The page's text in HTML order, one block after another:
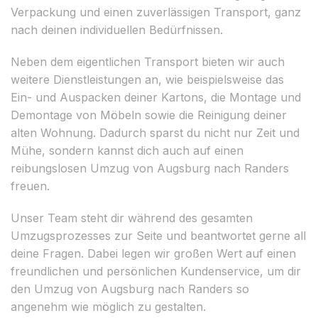
Verpackung und einen zuverlässigen Transport, ganz
nach deinen individuellen Bedürfnissen.
Neben dem eigentlichen Transport bieten wir auch
weitere Dienstleistungen an, wie beispielsweise das
Ein- und Auspacken deiner Kartons, die Montage und
Demontage von Möbeln sowie die Reinigung deiner
alten Wohnung. Dadurch sparst du nicht nur Zeit und
Mühe, sondern kannst dich auch auf einen
reibungslosen Umzug von Augsburg nach Randers
freuen.
Unser Team steht dir während des gesamten
Umzugsprozesses zur Seite und beantwortet gerne all
deine Fragen. Dabei legen wir großen Wert auf einen
freundlichen und persönlichen Kundenservice, um dir
den Umzug von Augsburg nach Randers so
angenehm wie möglich zu gestalten.